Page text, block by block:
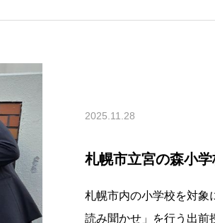
い
2025.11.28
札幌市立宮の森小
札幌市内の小学校を対象
読み聞かせ」を行う出前